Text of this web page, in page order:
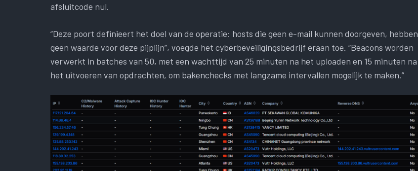
afsluitcode nul.
“Deze poort definieert het doel van de operatie: hosts die geen e-mail kunnen doorgeven, hebben
geen waarde voor deze pijplijn”, voegde het cyberbeveiligingsbedrijf eraan toe. “Beacons worden
verwerkt in batches van 50, met een wachttijd van 25 minuten na het uploaden en 15 minuten na
het uitvoeren van opdrachten, om bakenchecks met langzame intervallen mogelijk te maken.”